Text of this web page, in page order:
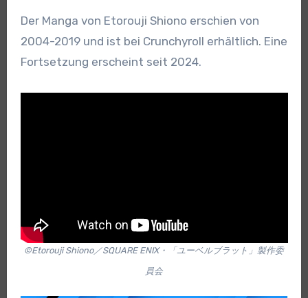
Der Manga von Etorouji Shiono erschien von
2004-2019 und ist bei Crunchyroll erhältlich. Eine
Fortsetzung erscheint seit 2024.
©Etorouji Shiono／SQUARE ENIX・「ユーベルブラット」製作委
員会